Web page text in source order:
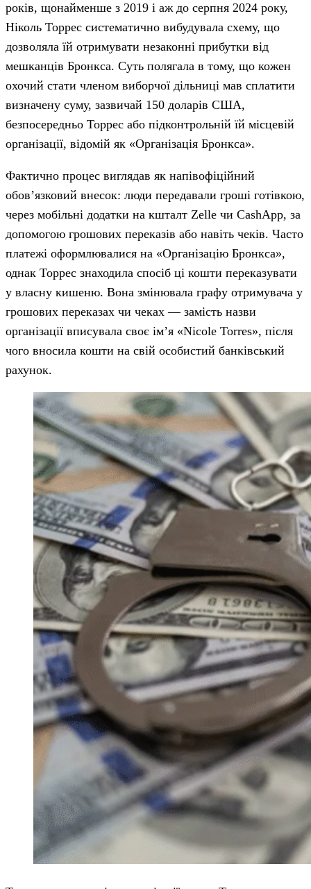
років, щонайменше з 2019 і аж до серпня 2024 року,
Ніколь Торрес систематично вибудувала схему, що
дозволяла їй отримувати незаконні прибутки від
мешканців Бронкса. Суть полягала в тому, що кожен
охочий стати членом виборчої дільниці мав сплатити
визначену суму, зазвичай 150 доларів США,
безпосередньо Торрес або підконтрольній їй місцевій
організації, відомій як «Організація Бронкса».
Фактично процес виглядав як напівофіційний
обов’язковий внесок: люди передавали гроші готівкою,
через мобільні додатки на кшталт Zelle чи CashApp, за
допомогою грошових переказів або навіть чеків. Часто
платежі оформлювалися на «Організацію Бронкса»,
однак Торрес знаходила спосіб ці кошти переказувати
у власну кишеню. Вона змінювала графу отримувача у
грошових переказах чи чеках — замість назви
організації вписувала своє ім’я «Nicole Torres», після
чого вносила кошти на свій особистий банківський
рахунок.